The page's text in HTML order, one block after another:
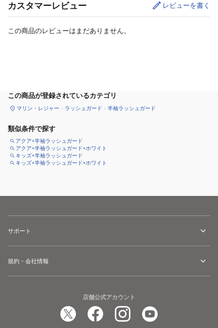
カスタマーレビュー レビューを書く
この商品のレビューはまだありません。
この商品が登録されているカテゴリ
マリン・レジャー ラッシュガード 半袖ラッシュガード
類似条件で探す
アクア×半袖ラッシュガード
アクア×半袖ラッシュガード×ホワイト
キッズ×半袖ラッシュガード
キッズ×半袖ラッシュガード×ホワイト
サポート
規約・会社情報
店舗公式アカウント